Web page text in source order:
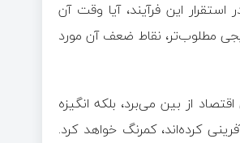
این فرآیند، آیا وقت آن
مطلوب‌تر، نقاط ضعف آن مورد
از بین می‌برد، بلکه انگیزه
کرده‌اند، کمرنگ خواهد کرد.